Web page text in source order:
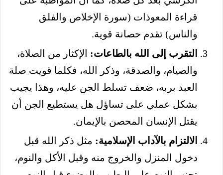
قراءة المعوذات (سورة الإخلاص والفلق
والناس) تقدم حصانة قوية.
التقرب إلى الله بالطاعات: الإكثار من الصلاة،
والصيام، والصدقة، وذكر الله، فكلما قويت صلة
العبد بربه، ضعف تسلط الجن عليه، وهذا يجيب
بشكل عملي على تساؤل هل يستطيع الجن أن
يقتل الإنسان المحصن بالإيمان.
الالتزام بالآداب الإسلامية: مثل ذكر الله قبل
دخول المنزل والخروج منه وقبل الأكل والنوم،